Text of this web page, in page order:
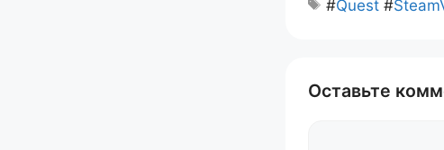
#Quest #
Оставьте